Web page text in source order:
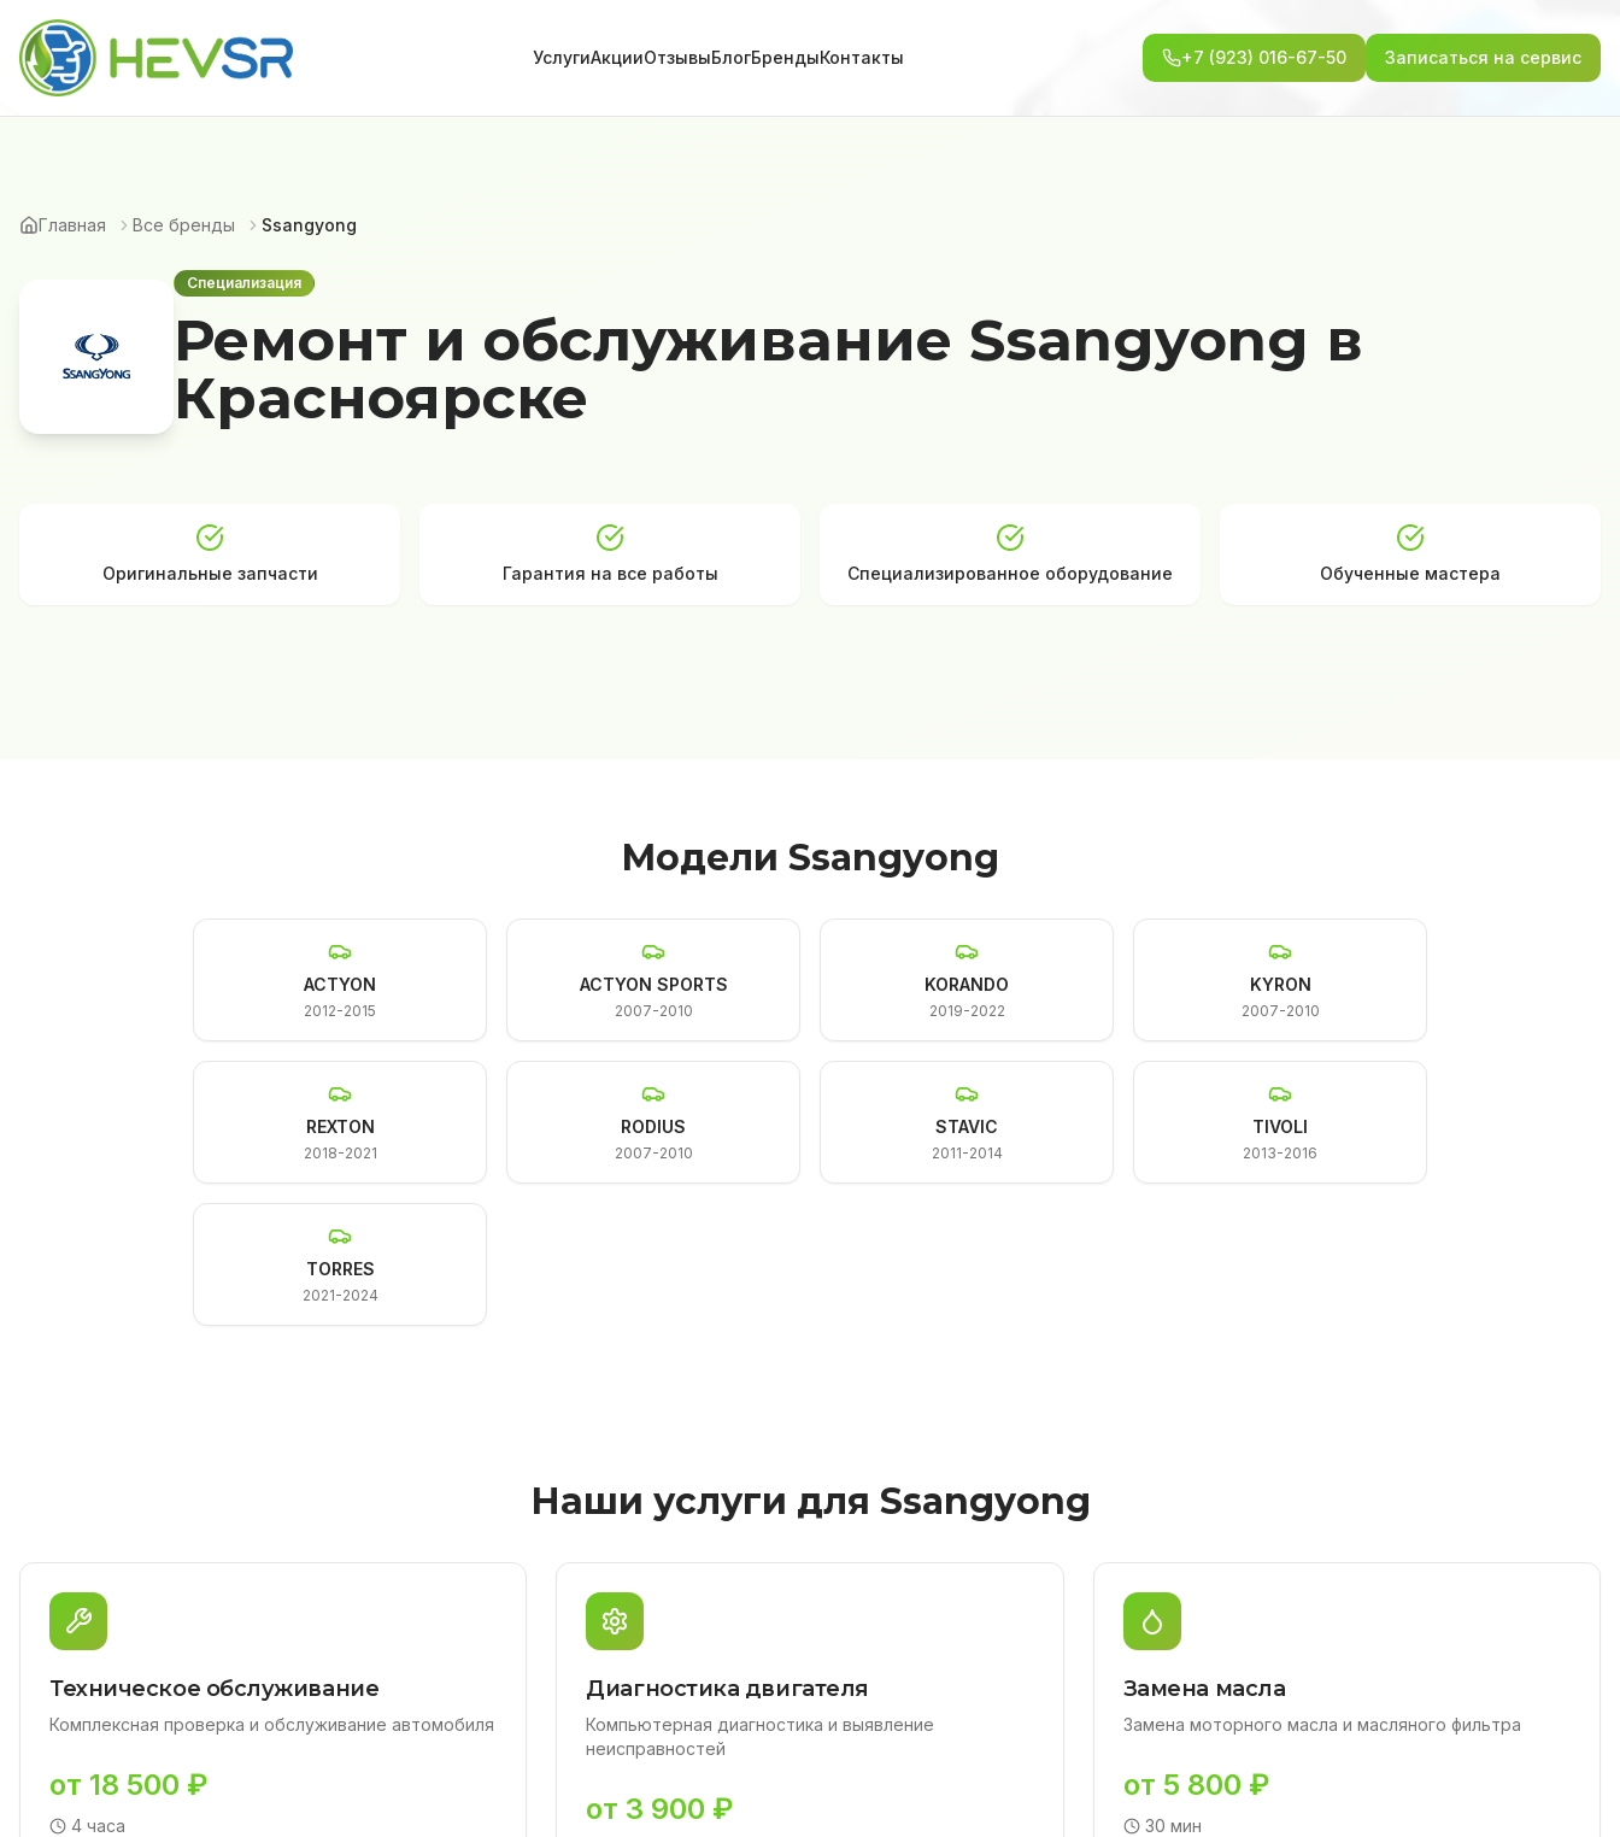
УслугиАкцииОтзывыБлогБрендыКонтакты +7 (923) 016-67-50 Записаться на сервис
Главная Все бренды Ssangyong
Специализация
Ремонт и обслуживание Ssangyong в
Красноярске
Оригинальные запчасти Гарантия на все работы Специализированное оборудование Обученные мастера
Модели Ssangyong
ACTYON
2012-2015
ACTYON SPORTS
2007-2010
KORANDO
2019-2022
KYRON
2007-2010
REXTON
2018-2021
RODIUS
2007-2010
STAVIC
2011-2014
TIVOLI
2013-2016
TORRES
2021-2024
Наши услуги для Ssangyong
Техническое обслуживание
Комплексная проверка и обслуживание автомобиля
от 18 500 ₽
4 часа
Диагностика двигателя
Компьютерная диагностика и выявление
неисправностей
от 3 900 ₽
Замена масла
Замена моторного масла и масляного фильтра
от 5 800 ₽
30 мин